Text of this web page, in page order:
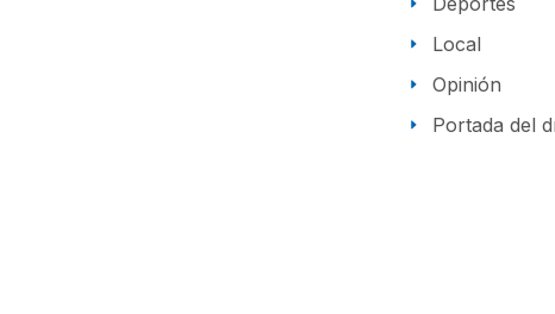
Local
Opinión
Portada del